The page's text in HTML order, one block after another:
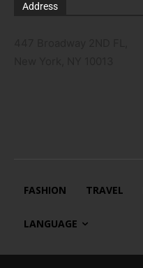
Address
FASHION TRAVEL
LANGUAGE